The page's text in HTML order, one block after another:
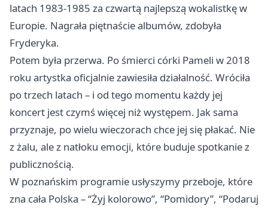
latach 1983-1985 za czwartą najlepszą wokalistkę w
Europie. Nagrała piętnaście albumów, zdobyła
Fryderyka.
Potem była przerwa. Po śmierci córki Pameli w 2018
roku artystka oficjalnie zawiesiła działalność. Wróciła
po trzech latach – i od tego momentu każdy jej
koncert jest czymś więcej niż występem. Jak sama
przyznaje, po wielu wieczorach chce jej się płakać. Nie
z żalu, ale z natłoku emocji, które buduje spotkanie z
publicznością.
W poznańskim programie usłyszymy przeboje, które
zna cała Polska – “Żyj kolorowo”, “Pomidory”, “Podaruj